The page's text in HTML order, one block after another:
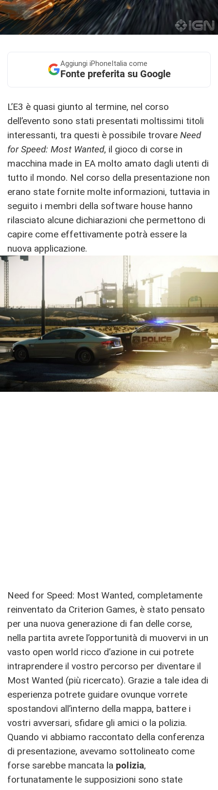
Aggiungi iPhoneItalia come
Fonte preferita su Google
L’E3 è quasi giunto al termine, nel corso
dell’evento sono stati presentati moltissimi titoli
interessanti, tra questi è possibile trovare Need
for Speed: Most Wanted, il gioco di corse in
macchina made in EA molto amato dagli utenti di
tutto il mondo. Nel corso della presentazione non
erano state fornite molte informazioni, tuttavia in
seguito i membri della software house hanno
rilasciato alcune dichiarazioni che permettono di
capire come effettivamente potrà essere la
nuova applicazione.
Need for Speed: Most Wanted, completamente
reinventato da Criterion Games, è stato pensato
per una nuova generazione di fan delle corse,
nella partita avrete l’opportunità di muovervi in un
vasto open world ricco d’azione in cui potrete
intraprendere il vostro percorso per diventare il
Most Wanted (più ricercato). Grazie a tale idea di
esperienza potrete guidare ovunque vorrete
spostandovi all’interno della mappa, battere i
vostri avversari, sfidare gli amici o la polizia.
Quando vi abbiamo raccontato della conferenza
di presentazione, avevamo sottolineato come
forse sarebbe mancata la polizia,
fortunatamente le supposizioni sono state